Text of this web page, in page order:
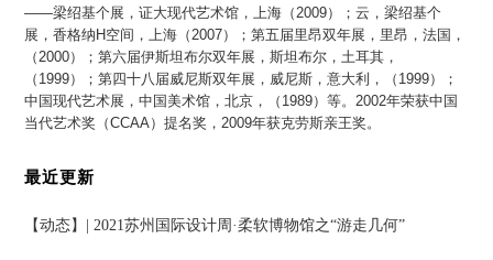
——梁绍基个展，证大现代艺术馆，上海（2009）；云，梁绍基个
展，香格纳H空间，上海（2007）；第五届里昂双年展，里昂，法国，
（2000）；第六届伊斯坦布尔双年展，斯坦布尔，土耳其，
（1999）；第四十八届威尼斯双年展，威尼斯，意大利，（1999）；
中国现代艺术展，中国美术馆，北京，（1989）等。2002年荣获中国
当代艺术奖（CCAA）提名奖，2009年获克劳斯亲王奖。
最近更新
【动态】| 2021苏州国际设计周·柔软博物馆之“游走几何”